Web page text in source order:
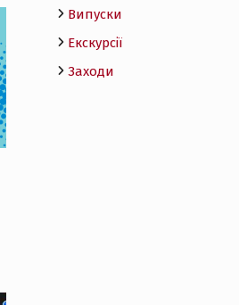
Випуски
Екскурсії
Заходи